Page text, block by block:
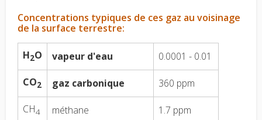
Concentrations typiques de ces gaz au voisinage
de la surface terrestre:
H2O vapeur d'eau 0.0001 - 0.01
CO2 gaz carbonique
360 ppm
CH4 méthane 1.7 ppm